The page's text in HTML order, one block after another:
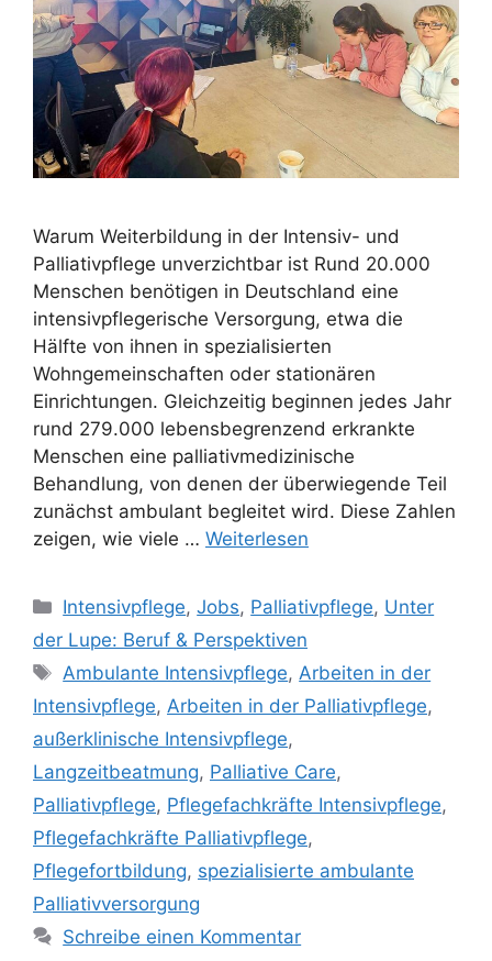
Warum Weiterbildung in der Intensiv- und
Palliativpflege unverzichtbar ist Rund 20.000
Menschen benötigen in Deutschland eine
intensivpflegerische Versorgung, etwa die
Hälfte von ihnen in spezialisierten
Wohngemeinschaften oder stationären
Einrichtungen. Gleichzeitig beginnen jedes Jahr
rund 279.000 lebensbegrenzend erkrankte
Menschen eine palliativmedizinische
Behandlung, von denen der überwiegende Teil
zunächst ambulant begleitet wird. Diese Zahlen
zeigen, wie viele … Weiterlesen
Intensivpflege,Jobs, Palliativpflege, Unter
der Lupe: Beruf & Perspektiven
Ambulante Intensivpflege, Arbeiten in der
Intensivpflege, Arbeiten in der Palliativpflege,
außerklinische Intensivpflege,
Langzeitbeatmung, Palliative Care,
Palliativpflege, Pflegefachkräfte Intensivpflege,
Pflegefachkräfte Palliativpflege,
Pflegefortbildung, spezialisierte ambulante
Palliativversorgung
Schreibe einen Kommentar